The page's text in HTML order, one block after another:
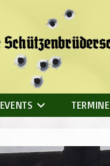
EVENTS TERMINE